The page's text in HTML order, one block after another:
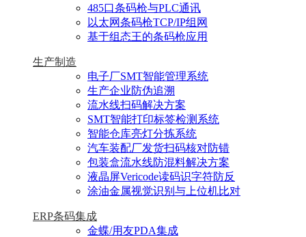
485口条码枪与PLC通讯
以太网条码枪TCP/IP组网
基于组态王的条码枪应用
生产制造
电子厂SMT智能管理系统
生产企业防伪追溯
流水线扫码解决方案
SMT智能打印标签检测系统
智能仓库亮灯分拣系统
汽车装配厂发货扫码核对防错
包装盒流水线防混料解决方案
液晶屏Vericode读码识字符防反
涂油金属视觉识别与上位机比对
ERP条码集成
金蝶/用友PDA集成